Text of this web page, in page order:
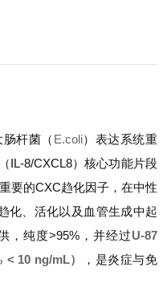
肠杆菌（ E.coli）表达系统重
IL-8/CXCL8）核心功能片段
要的CXC趋化因子，在中性
化、活化以及血管生成中起
，纯度>95%，并经过U-87
10 ng/mL）
，是炎症与免